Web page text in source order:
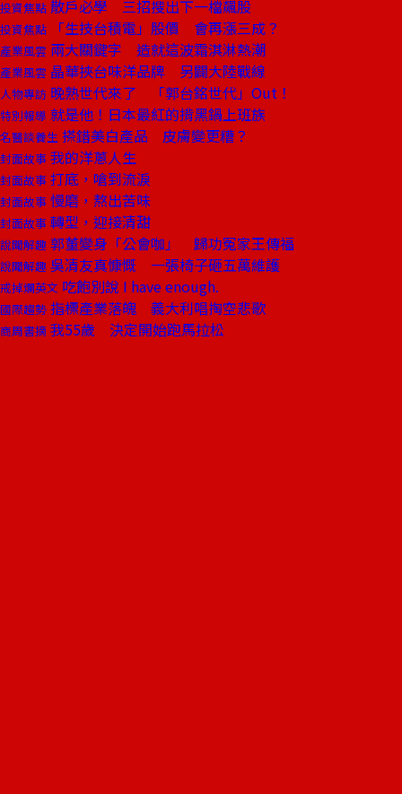
投資焦點 散戶必學 三招搜出下一檔飆股
投資焦點 「生技台積電」股價 會再漲三成？
產業風雲 兩大關鍵字 造就這波霜淇淋熱潮
產業風雲 晶華挾台味洋品牌 另闢大陸戰線
人物專訪 晚熟世代來了 「郭台銘世代」Out！
特別報導 就是他！日本最紅的揹黑鍋上班族
名醫談養生 搽錯美白產品 皮膚變更糟？
封面故事 我的洋蔥人生
封面故事 打底，嗆到流淚
封面故事 慢磨，熬出苦味
封面故事 轉型，迎接清甜
說聞解趣 郭董變身「公會咖」 歸功冤家王傳福
說聞解趣 吳清友真慷慨 一張椅子砸五萬維護
戒掉爛英文 吃飽別說 I have enough.
國際趨勢 指標產業落魄 義大利唱掏空悲歌
商周書摘 我55歲 決定開始跑馬拉松